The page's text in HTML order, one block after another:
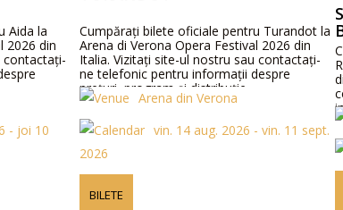
Cumpărați bilete oficiale pentru Turandot la
Arena di Verona Opera Festival 2026 din
Italia. Vizitați site-ul nostru sau contactați-
ne telefonic pentru informații despre
prețuri, program și distribuție.
Arena din Verona
vin. 14 aug. 2026 - vin. 11 sept.
Cumpără
Richard
din
informații
programului